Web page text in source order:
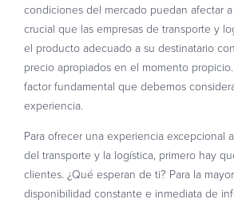
condiciones del mercado puedan afectar
crucial que las empresas de transporte y
el producto adecuado a su destinatario
precio apropiados en el momento
factor fundamental que debemos
experiencia.
Para ofrecer una experiencia excepcional
del transporte y la logística, primero hay
clientes. ¿Qué esperan de ti? Para la
disponibilidad constante e inmediata de